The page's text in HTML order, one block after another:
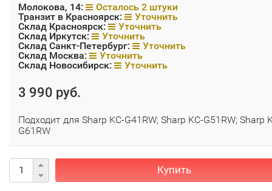
Молокова, 14:
Осталось 2 штуки
Транзит в Красноярск:
Уточнить
Склад Красноярск:
Уточнить
Склад Иркутск:
Уточнить
Склад Санкт-Петербург:
Уточнить
Склад Москва:
Уточнить
Склад Новосибирск:
Уточнить
3 990 руб.
Подходит для Sharp KC-G41RW; Sharp KC-G51RW; Sharp
G61RW
Купить